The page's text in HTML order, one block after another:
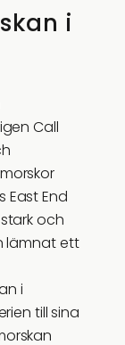
i
Call
East End
och
lämnat ett
i
till sina